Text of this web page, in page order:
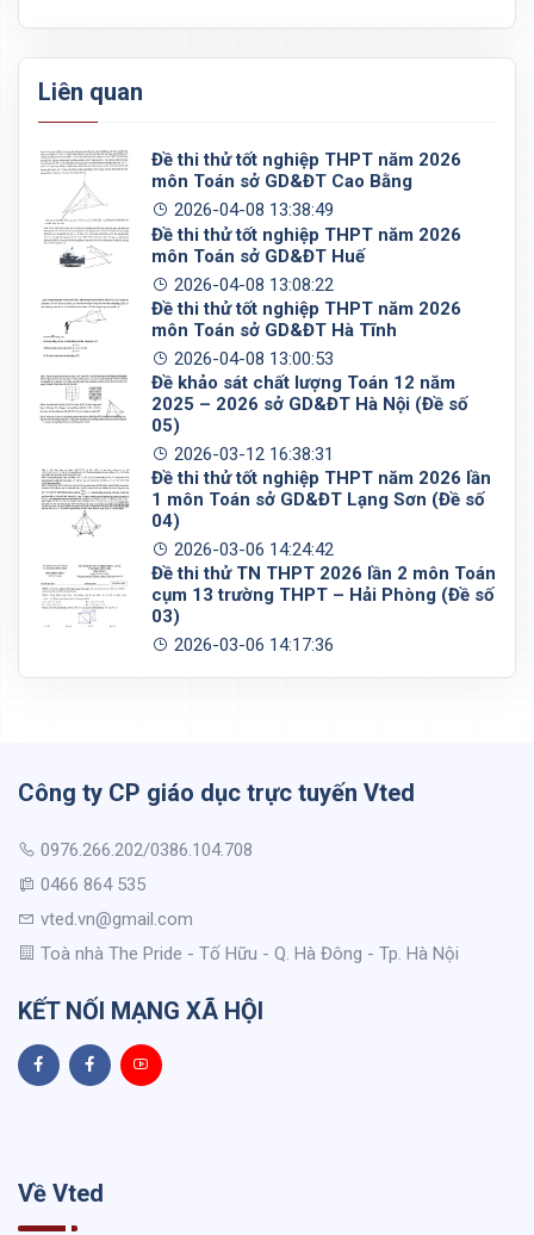
Liên quan
Đề thi thử tốt nghiệp THPT năm 2026
môn Toán sở GD&ĐT Cao Bằng
2026-04-08 13:38:49
Đề thi thử tốt nghiệp THPT năm 2026
môn Toán sở GD&ĐT Huế
2026-04-08 13:08:22
Đề thi thử tốt nghiệp THPT năm 2026
môn Toán sở GD&ĐT Hà Tĩnh
2026-04-08 13:00:53
Đề khảo sát chất lượng Toán 12 năm
2025 – 2026 sở GD&ĐT Hà Nội (Đề số
05)
2026-03-12 16:38:31
Đề thi thử tốt nghiệp THPT năm 2026 lần
1 môn Toán sở GD&ĐT Lạng Sơn (Đề số
04)
2026-03-06 14:24:42
Đề thi thử TN THPT 2026 lần 2 môn Toán
cụm 13 trường THPT – Hải Phòng (Đề số
03)
2026-03-06 14:17:36
Công ty CP giáo dục trực tuyến Vted
0976.266.202/0386.104.708
0466 864 535
vted.vn@gmail.com
Toà nhà The Pride - Tố Hữu - Q. Hà Đông - Tp. Hà Nội
KẾT NỐI MẠNG XÃ HỘI
Về Vted